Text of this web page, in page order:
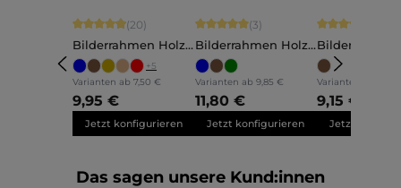
Durchschnittliche Bewertung von 4.9 von 5 Sternen
(20)
Bilderrahmen Holz
Ava
+5
Varianten ab 7,50 €
9,95 €
Jetzt konfigurieren
Durchschnittliche Bewertung von 5
(3)
Bilderrahmen Holz
Annelie
Varianten ab 9,85 €
11,80 €
Jetzt konfigurieren
Martha
Varianten ab
9,15 €
Jetzt
Das sagen unsere Kund:innen